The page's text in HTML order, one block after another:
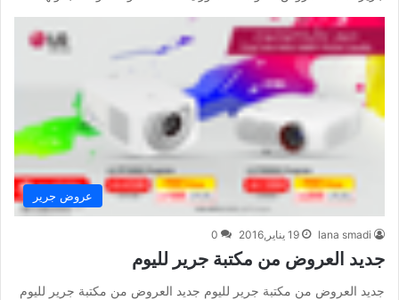
عروض جرير
lana smadi 19 يناير,2016 0
جديد العروض من مكتبة جرير لليوم
جديد العروض من مكتبة جرير لليوم جديد العروض من مكتبة جرير لليوم